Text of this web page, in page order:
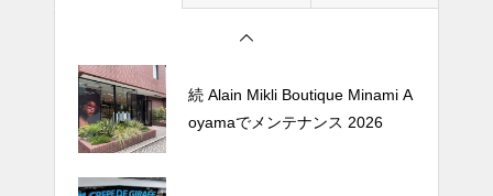
続 Alain Mikli Boutique Minami A
oyamaでメンテナンス 2026